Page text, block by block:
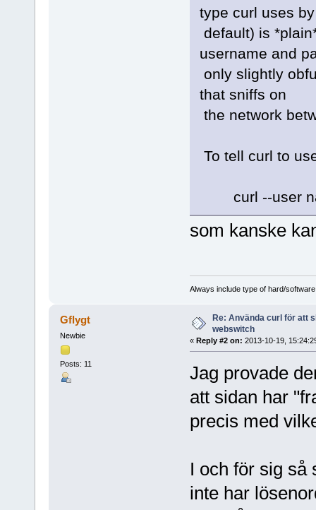
type curl uses by
default) is
username and
only slightly
that sniffs on
the network
To tell curl to
curl --user
som kanske
Always include type of hard/
Gflygt
Newbie
Posts: 11
Re: Använda curl för att
webswitch
« Reply #2 on: 2013-10-19,
Jag provade
att sidan har
precis med
I och för sig så
inte har